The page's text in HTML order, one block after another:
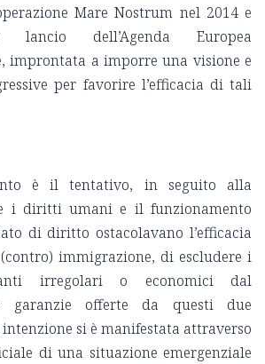
Mare Nostrum nel 2014 e
lancio dell’Agenda Europea
improntata a imporre una visione e
per favorire l’efficacia di tali
è il tentativo, in seguito alla
i diritti umani e il funzionamento
di diritto ostacolavano l’efficacia
immigrazione, di escludere i
irregolari o economici dal
garanzie offerte da questi due
si è manifestata attraverso
di una situazione emergenziale